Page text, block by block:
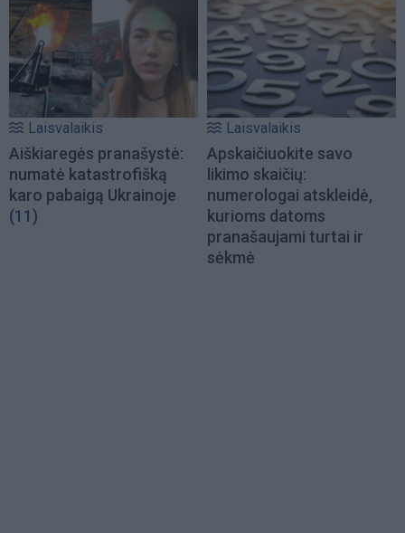
Laisvalaikis
Aiškiaregės pranašystė:
numatė katastrofišką
karo pabaigą Ukrainoje
(11)
Laisvalaikis
Apskaičiuokite savo
likimo skaičių:
numerologai atskleidė,
kurioms datoms
pranašaujami turtai ir
sėkmė